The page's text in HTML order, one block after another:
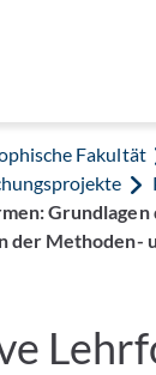
Fakultät
Grundlagen
der Methoden-